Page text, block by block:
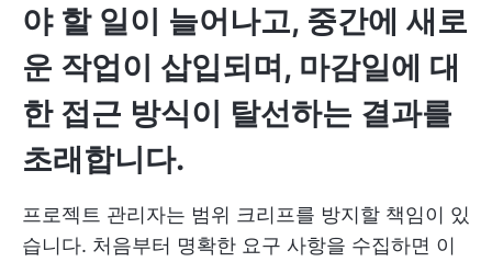
야 할 일이 늘어나고, 중간에 새로
운 작업이 삽입되며, 마감일에 대
한 접근 방식이 탈선하는 결과를
초래합니다.
프로젝트 관리자는 범위 크리프를 방지할 책임이 있
습니다. 처음부터 명확한 요구 사항을 수집하면 이